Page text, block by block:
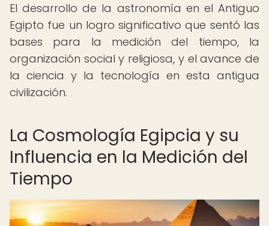
El desarrollo de la astronomía en el Antiguo
Egipto fue un logro significativo que sentó las
bases para la medición del tiempo, la
organización social y religiosa, y el avance de
la ciencia y la tecnología en esta antigua
civilización.
La Cosmología Egipcia y su
Influencia en la Medición del
Tiempo